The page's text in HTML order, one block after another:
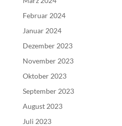
Februar 2024
Januar 2024
Dezember 2023
November 2023
Oktober 2023
September 2023
August 2023
Juli 2023